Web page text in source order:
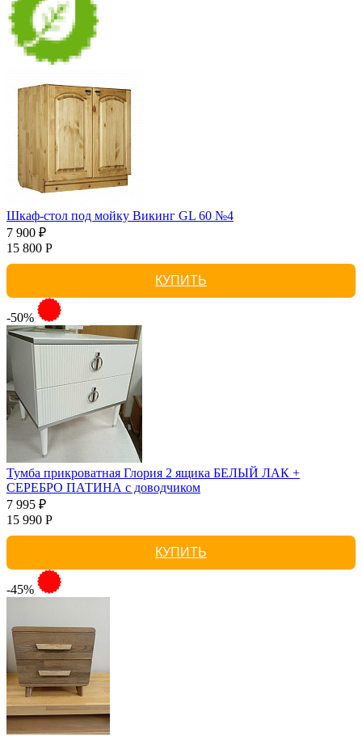
Шкаф-стол под мойку Викинг GL 60 №4
7 900 ₽
15 800 Р
КУПИТЬ
-50%
Тумба прикроватная Глория 2 ящика БЕЛЫЙ ЛАК +
СЕРЕБРО ПАТИНА с доводчиком
7 995 ₽
15 990 Р
КУПИТЬ
-45%